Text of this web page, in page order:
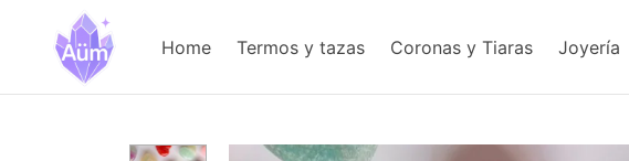
Home Termos y tazas Coronas y Tiaras Joyería